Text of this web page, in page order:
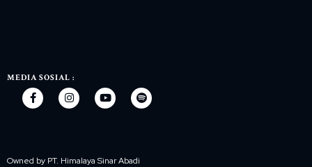
MEDIA SOSIAL :
Owned by PT. Himalaya Sinar Abadi